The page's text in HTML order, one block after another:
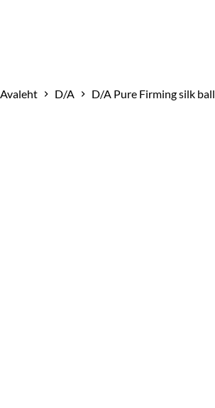
Avaleht D/A D/A Pure Firming silk ball